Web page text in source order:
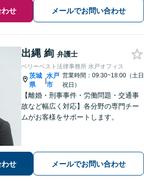
せ メールでお問い合わせ
出縄 絢 弁護士
ベリーベスト法律事務所 水戸オフィス
茨城
県
|
水戸
市
営業時間：09:30~18:00（土日
祝日）
【離婚・刑事事件・労働問題・交通事
故など幅広く対応】各分野の専門チー
ムがお客様をサポートします。
せ メールでお問い合わせ